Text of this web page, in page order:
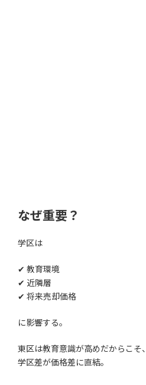
なぜ重要？
学区は
✔ 教育環境
✔ 近隣層
✔ 将来売却価格
に影響する。
東区は教育意識が高めだからこそ、
学区差が価格差に直結。